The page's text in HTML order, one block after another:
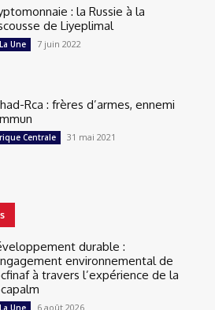
: la Russie à la
de Liyeplimal
Une 7 juin 2022
Rca : frères d’armes, ennemi
Centrale 31 mai 2021
durable :
environnemental de
à travers l’expérience de la
6 août 2026